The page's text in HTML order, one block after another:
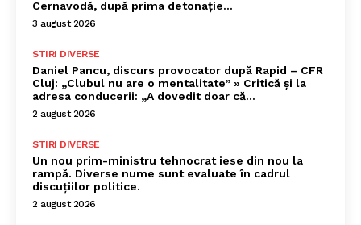
Cernavodă, după prima detonație…
3 august 2026
STIRI DIVERSE
Daniel Pancu, discurs provocator după Rapid – CFR
Cluj: „Clubul nu are o mentalitate” » Critică și la
adresa conducerii: „A dovedit doar că...
2 august 2026
STIRI DIVERSE
Un nou prim-ministru tehnocrat iese din nou la
rampă. Diverse nume sunt evaluate în cadrul
discuțiilor politice.
2 august 2026